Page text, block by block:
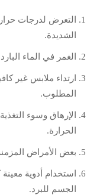
التعرض لدرجات
الشديدة.
الغمر في الماء
ارتداء ملابس غير
المطلوب.
الإرهاق وسوء
الحرارة.
بعض الأمراض
استخدام أدوية
الجسم للبرد.